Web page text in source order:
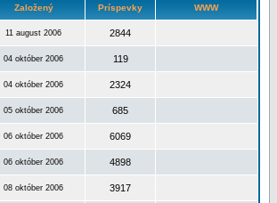
Založený Príspevky WWW
11 august 2006 2844
04 október 2006 119
04 október 2006 2324
05 október 2006 685
06 október 2006 6069
06 október 2006 4898
08 október 2006 3917